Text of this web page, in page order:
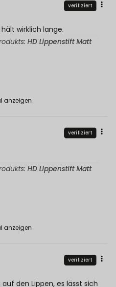
anzeigen
verifiziert
wirklich lange.
HD Lippenstift Matt
anzeigen
verifiziert
HD Lippenstift Matt
verifiziert
den Lippen, es lässt sich